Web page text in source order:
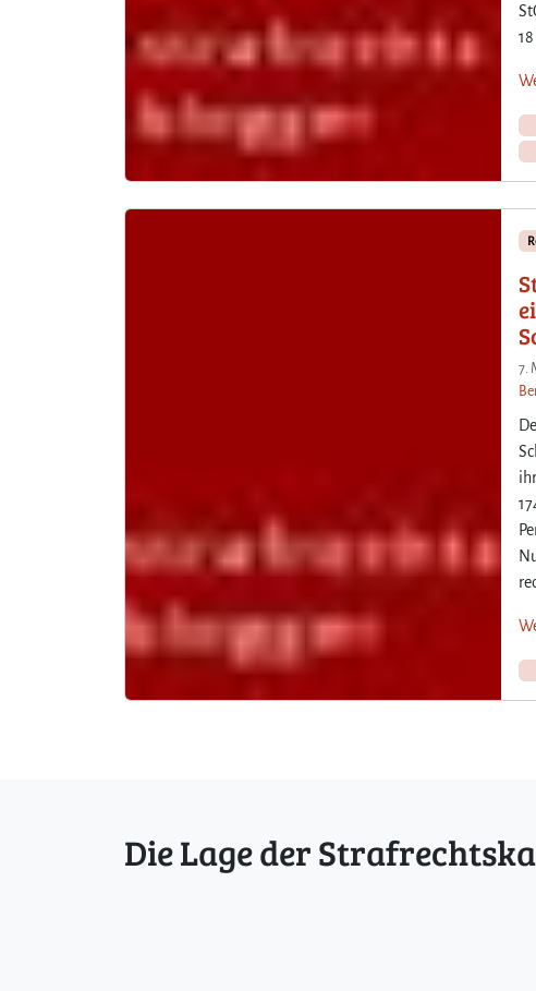
7.
Die Lage der